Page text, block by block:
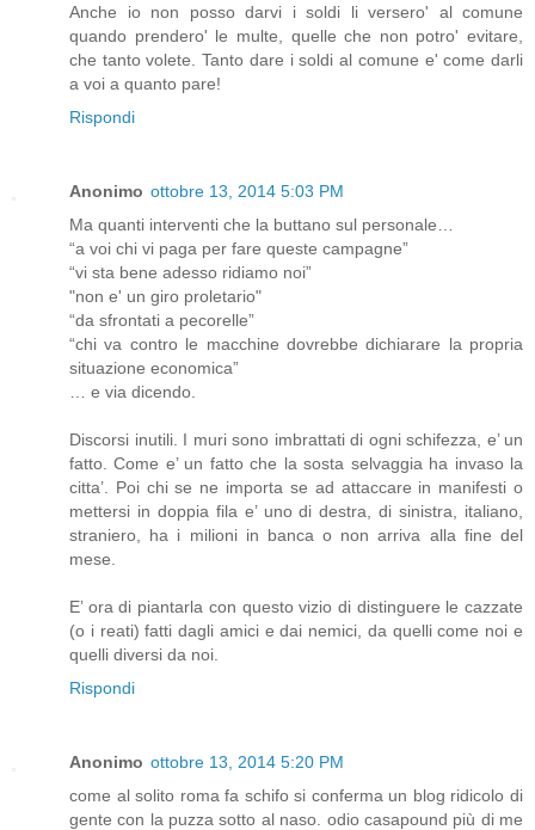
Anche io non posso darvi i soldi li versero' al comune
quando prendero' le multe, quelle che non potro' evitare,
che tanto volete. Tanto dare i soldi al comune e' come darli
a voi a quanto pare!
Rispondi
Anonimo ottobre 13, 2014 5:03 PM
Ma quanti interventi che la buttano sul personale…
“a voi chi vi paga per fare queste campagne”
“vi sta bene adesso ridiamo noi”
"non e' un giro proletario"
“da sfrontati a pecorelle”
“chi va contro le macchine dovrebbe dichiarare la propria
situazione economica”
… e via dicendo.
Discorsi inutili. I muri sono imbrattati di ogni schifezza, e’ un
fatto. Come e’ un fatto che la sosta selvaggia ha invaso la
citta’. Poi chi se ne importa se ad attaccare in manifesti o
mettersi in doppia fila e’ uno di destra, di sinistra, italiano,
straniero, ha i milioni in banca o non arriva alla fine del
mese.
E’ ora di piantarla con questo vizio di distinguere le cazzate
(o i reati) fatti dagli amici e dai nemici, da quelli come noi e
quelli diversi da noi.
Rispondi
Anonimo ottobre 13, 2014 5:20 PM
come al solito roma fa schifo si conferma un blog ridicolo di
gente con la puzza sotto al naso. odio casapound più di me